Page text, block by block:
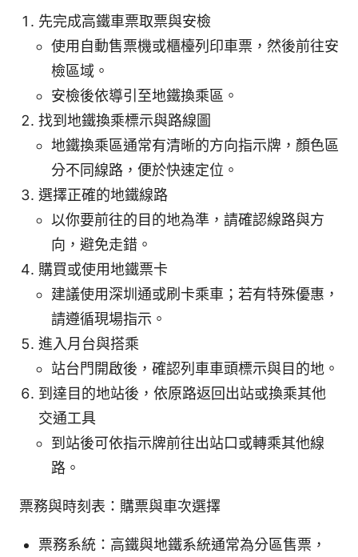
先完成高鐵車票取票與安檢
使用自動售票機或櫃檯列印車票，然後前往安
檢區域。
安檢後依導引至地鐵換乘區。
找到地鐵換乘標示與路線圖
地鐵換乘區通常有清晰的方向指示牌，顏色區
分不同線路，便於快速定位。
選擇正確的地鐵線路
以你要前往的目的地為準，請確認線路與方
向，避免走錯。
購買或使用地鐵票卡
建議使用深圳通或刷卡乘車；若有特殊優惠，
請遵循現場指示。
進入月台與搭乘
站台門開啟後，確認列車車頭標示與目的地。
到達目的地站後，依原路返回出站或換乘其他
交通工具
到站後可依指示牌前往出站口或轉乘其他線
路。
票務與時刻表：購票與車次選擇
票務系統：高鐵與地鐵系統通常為分區售票，